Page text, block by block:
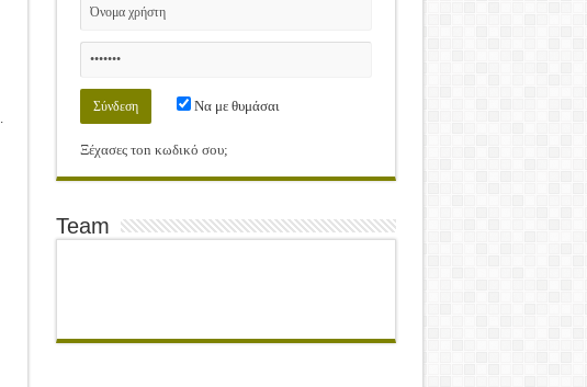
Να με θυμάσαι
Ξέχασες τοn κωδικό σου;
Team